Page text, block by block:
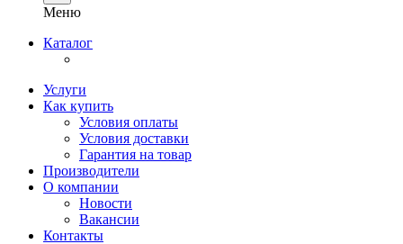
Меню
Каталог
Услуги
Как купить
Условия оплаты
Условия доставки
Гарантия на товар
Производители
О компании
Новости
Вакансии
Контакты